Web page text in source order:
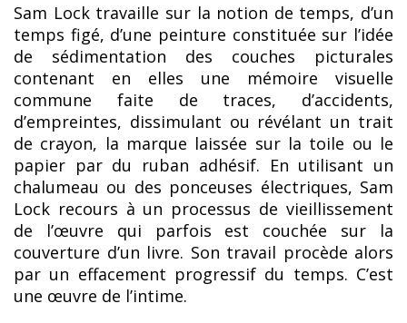
Sam Lock travaille sur la notion de temps, d’un
temps figé, d’une peinture constituée sur l’idée
de sédimentation des couches picturales
contenant en elles une mémoire visuelle
commune faite de traces, d’accidents,
d’empreintes, dissimulant ou révélant un trait
de crayon, la marque laissée sur la toile ou le
papier par du ruban adhésif. En utilisant un
chalumeau ou des ponceuses électriques, Sam
Lock recours à un processus de vieillissement
de l’œuvre qui parfois est couchée sur la
couverture d’un livre. Son travail procède alors
par un effacement progressif du temps. C’est
une œuvre de l’intime.